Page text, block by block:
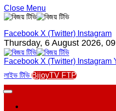
Close Menu
Facebook X (Twitter) Instagram
Thursday, 6 August 2026,
Facebook X (Twitter) Instagram
লাইভ টিভি BijoyTV FTP